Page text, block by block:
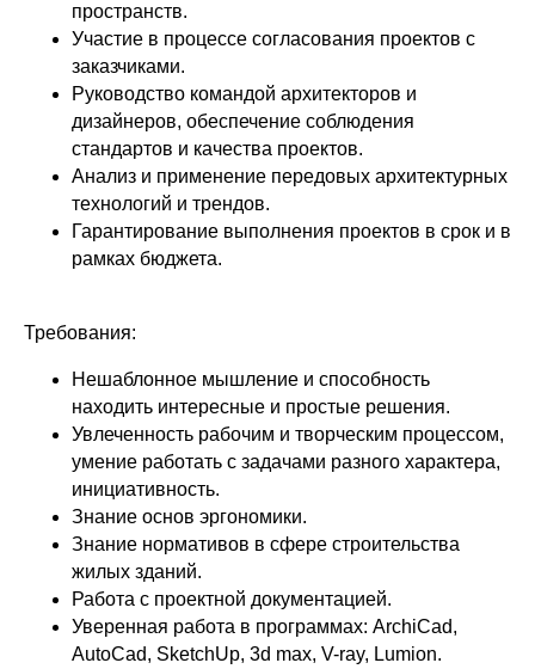
пространств.
Участие в процессе согласования проектов с
заказчиками.
Руководство командой архитекторов и
дизайнеров, обеспечение соблюдения
стандартов и качества проектов.
Анализ и применение передовых архитектурных
технологий и трендов.
Гарантирование выполнения проектов в срок и в
рамках бюджета.
Требования:
Нешаблонное мышление и способность
находить интересные и простые решения.
Увлеченность рабочим и творческим процессом,
умение работать с задачами разного характера,
инициативность.
Знание основ эргономики.
Знание нормативов в сфере строительства
жилых зданий.
Работа с проектной документацией.
Уверенная работа в программах: ArchiCad,
AutoCad, SketchUp, 3d max, V-ray, Lumion.